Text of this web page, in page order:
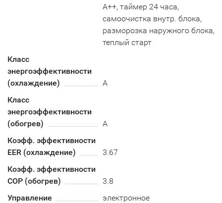
А++, таймер 24 часа,
самоочистка внутр. блока,
разморозка наружного блока,
теплый старт
Класс
энергоэффективности
(охлаждение)
А
Класс
энергоэффективности
(обогрев)
A
Коэфф. эффективности
EER (охлаждение)
3.67
Коэфф. эффективности
COP (обогрев)
3.8
Управление
электронное